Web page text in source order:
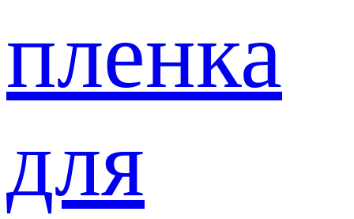
пленка
для